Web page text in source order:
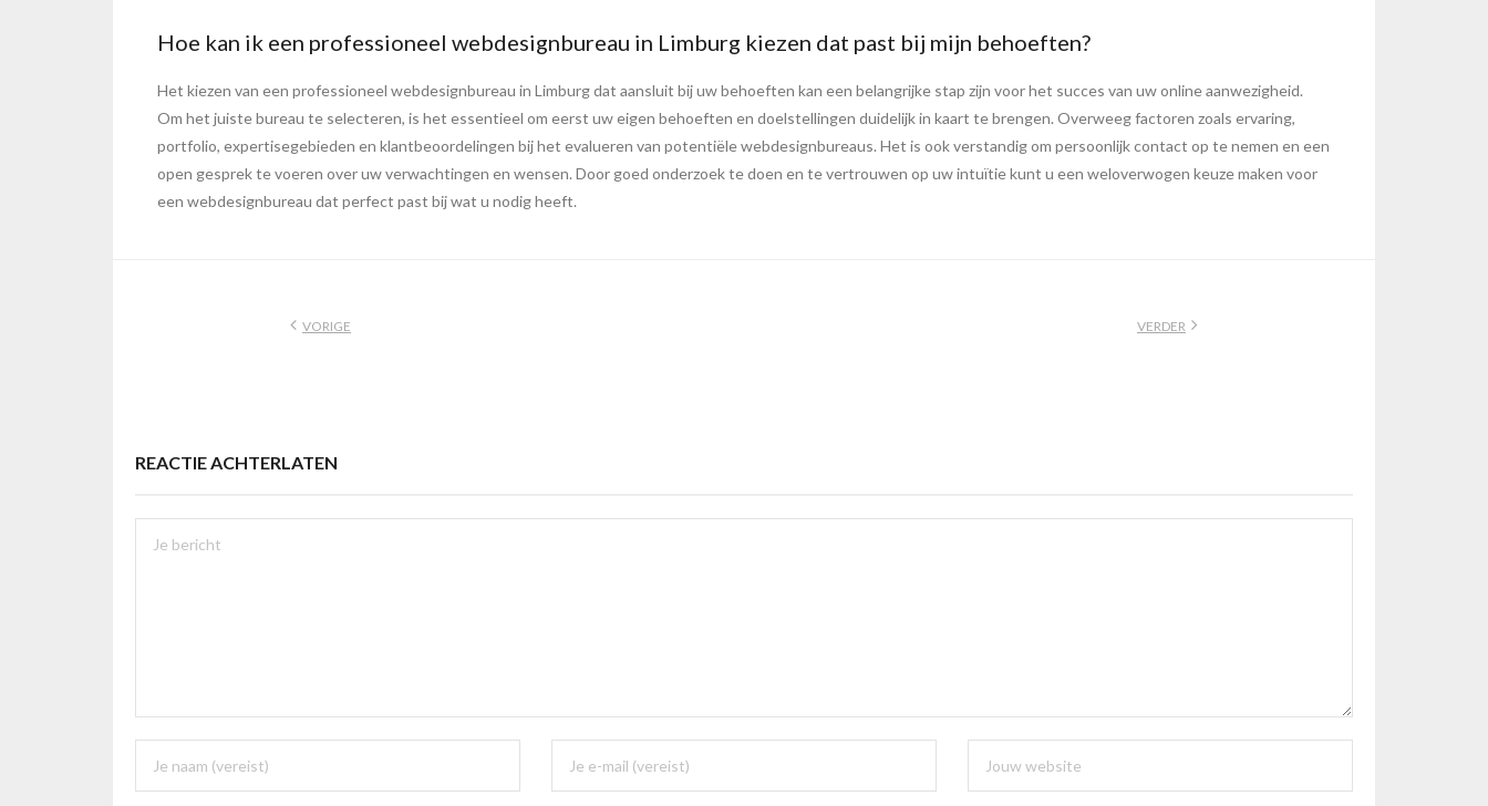
Hoe kan ik een professioneel webdesignbureau in Limburg kiezen dat past bij mijn behoeften?
Het kiezen van een professioneel webdesignbureau in Limburg dat aansluit bij uw behoeften kan een belangrijke stap zijn voor het succes van uw online aanwezigheid.
Om het juiste bureau te selecteren, is het essentieel om eerst uw eigen behoeften en doelstellingen duidelijk in kaart te brengen. Overweeg factoren zoals ervaring,
portfolio, expertisegebieden en klantbeoordelingen bij het evalueren van potentiële webdesignbureaus. Het is ook verstandig om persoonlijk contact op te nemen en een
open gesprek te voeren over uw verwachtingen en wensen. Door goed onderzoek te doen en te vertrouwen op uw intuïtie kunt u een weloverwogen keuze maken voor
een webdesignbureau dat perfect past bij wat u nodig heeft.
VORIGE VERDER
REACTIE ACHTERLATEN